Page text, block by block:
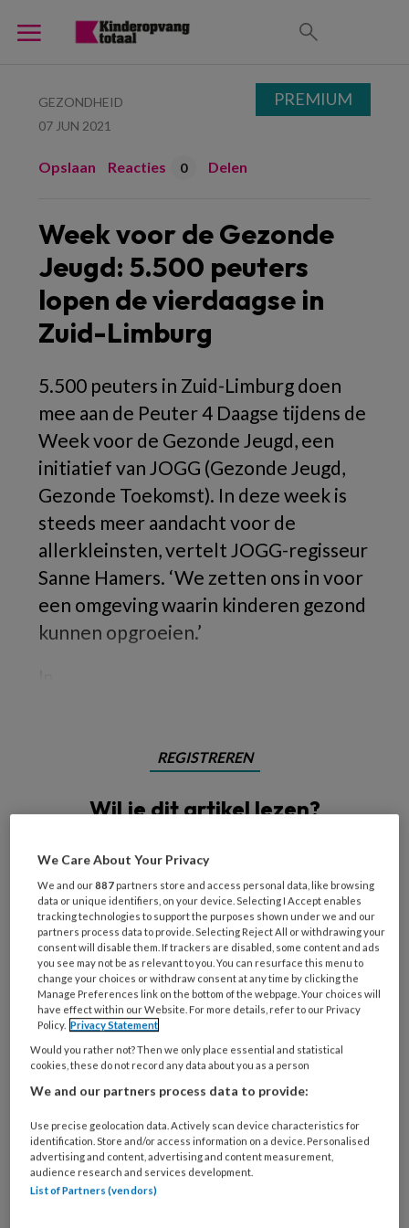
GEZONDHEID
07 JUN 2021
Opslaan Reacties 0 Delen
Week voor de Gezonde
Jeugd: 5.500 peuters
lopen de vierdaagse in
Zuid-Limburg
5.500 peuters in Zuid-Limburg doen
mee aan de Peuter 4 Daagse tijdens de
Week voor de Gezonde Jeugd, een
initiatief van JOGG (Gezonde Jeugd,
Gezonde Toekomst). In deze week is
steeds meer aandacht voor de
allerkleinsten, vertelt JOGG-regisseur
Sanne Hamers. ‘We zetten ons in voor
een omgeving waarin kinderen gezond
kunnen opgroeien.’
REGISTREREN
Wil je dit artikel lezen?
artikelen gratis per maand
Al een account of abonnement?Log dan in
Wat
is
je
e-
mailadres?
* *
je
wachtwoord*
je
functie *
Bij
PREMIUM
We Care About Your Privacy
We and our887 partners store and access personal data, like browsing
data or unique identifiers, on your device. Selecting I Accept enables
tracking technologies to support the purposes shown under we and our
partners process data to provide. Selecting Reject All or withdrawing your
consent will disable them. If trackers are disabled, some content and ads
you see may not be as relevant to you. You can resurface this menu to
change your choices or withdraw consent at any time by clicking the
Manage Preferences link on the bottom of the webpage. Your choices will
have effect within our Website. For more details, refer to our Privacy
Policy. Privacy Statement
Would you rather not? Then we only place essential and statistical
cookies, these do not record any data about you as a person
We and our partners process data to provide:
Use precise geolocation data. Actively scan device characteristics for
identification. Store and/or access information on a device. Personalised
advertising and content, advertising and content measurement,
audience research and services development.
List of Partners (vendors)